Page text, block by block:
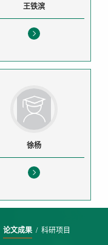
王铁滨
徐杨
论文成果/ 科研项目